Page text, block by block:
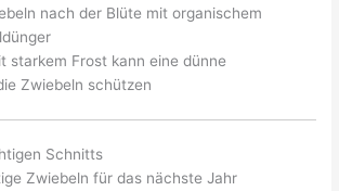
nach der Blüte mit organischem
starkem Frost kann eine dünne
Zwiebeln schützen
Schnitts
Zwiebeln für das nächste Jahr